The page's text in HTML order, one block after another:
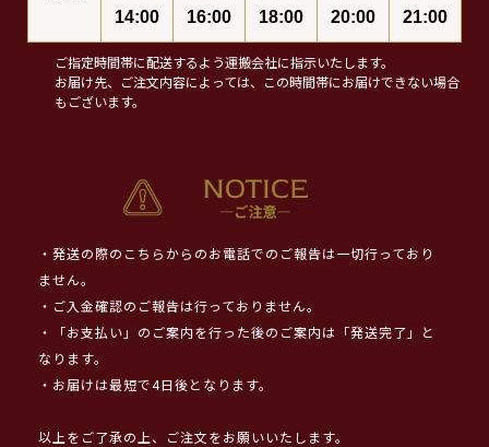
14:00
16:00
18:00
20:00
21:00
ご指定時間帯に配送するよう運搬会社に指示いたします。
お届け先、ご注文内容によっては、この時間帯にお届けできない場合
もございます。
・発送の際のこちらからのお電話でのご報告は一切行っており
ません。
・ご入金確認のご報告は行っておりません。
・「お支払い」のご案内を行った後のご案内は「発送完了」と
なります。
・お届けは最短で4日後となります。
以上をご了承の上、ご注文をお願いいたします。